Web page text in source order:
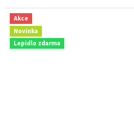
Akce
Novinka
Lepidlo zdarma